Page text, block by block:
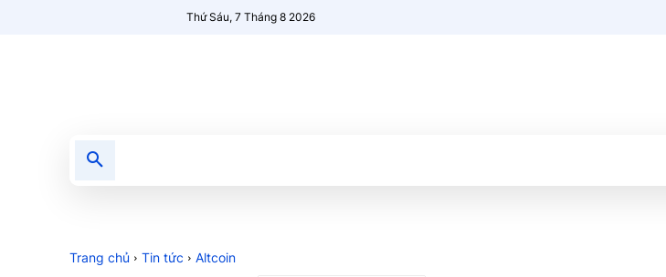
Thứ Sáu, 7 Tháng 8 2026
Trang chủ Tin tức Altcoin